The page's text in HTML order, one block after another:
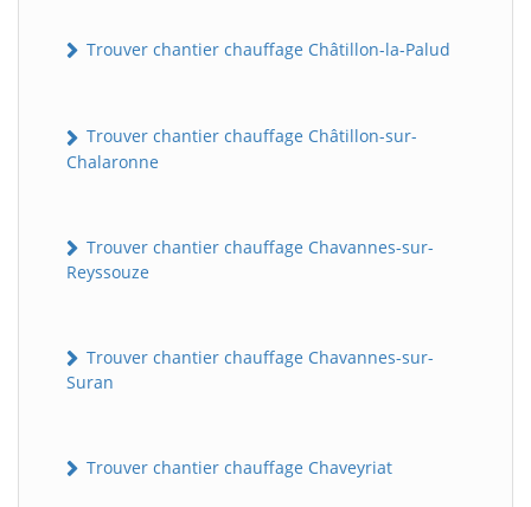
Trouver chantier chauffage Châtillon-la-Palud
Trouver chantier chauffage Châtillon-sur-
Chalaronne
Trouver chantier chauffage Chavannes-sur-
Reyssouze
Trouver chantier chauffage Chavannes-sur-
Suran
Trouver chantier chauffage Chaveyriat